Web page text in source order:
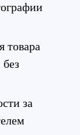
товара
за